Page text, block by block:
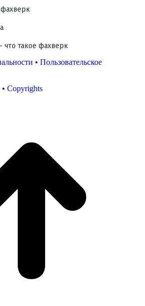
что такое фахверк
• Пользовательское
• Copyrights